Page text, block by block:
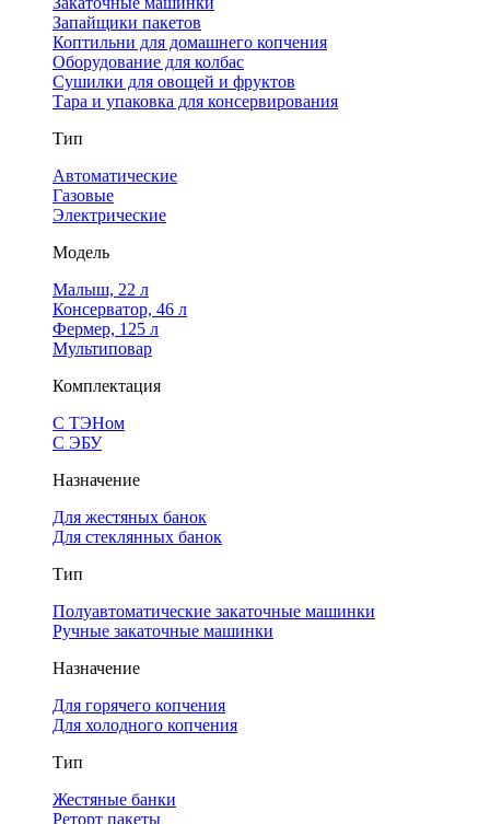
Запайщики пакетов
Коптильни для домашнего копчения
Оборудование для колбас
Сушилки для овощей и фруктов
Тара и упаковка для консервирования
Тип
Автоматические
Газовые
Электрические
Модель
Малыш, 22 л
Консерватор, 46 л
Фермер, 125 л
Мультиповар
Комплектация
С ТЭНом
С ЭБУ
Назначение
Для жестяных банок
Для стеклянных банок
Тип
Полуавтоматические закаточные машинки
Ручные закаточные машинки
Назначение
Для горячего копчения
Для холодного копчения
Тип
Жестяные банки
Реторт пакеты